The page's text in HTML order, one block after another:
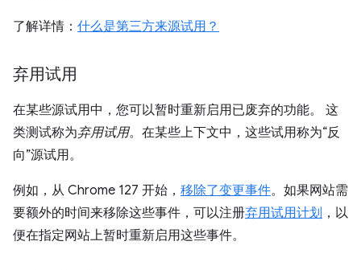
了解详情： 什么是第三方来源试用？
弃用试用
在某些源试用中，您可以暂时重新启用已废弃的功能。 这
类测试称为弃用试用。在某些上下文中，这些试用称为“反
向”源试用。
例如，从 Chrome 127 开始， 移除了变更事件。如果网站需
要额外的时间来移除这些事件，可以注册弃用试用计划 ，以
便在指定网站上暂时重新启用这些事件。